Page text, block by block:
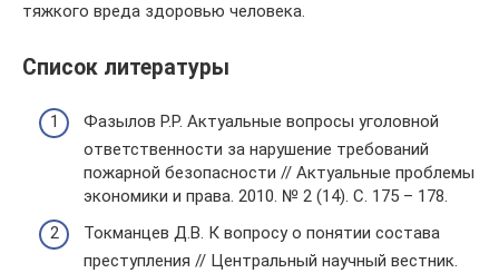
тяжкого вреда здоровью человека.
Список литературы
Фазылов Р.Р. Актуальные вопросы уголовной
ответственности за нарушение требований
пожарной безопасности // Актуальные проблемы
экономики и права. 2010. № 2 (14). С. 175 – 178.
Токманцев Д.В. К вопросу о понятии состава
преступления // Центральный научный вестник.